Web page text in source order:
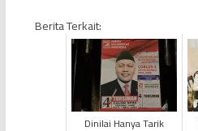
Berita Terkait:
Dinilai Hanya Tarik